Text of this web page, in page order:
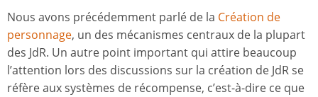
Nous avons précédemment parlé de la Création de
personnage, un des mécanismes centraux de la plupart
des JdR. Un autre point important qui attire beaucoup
l’attention lors des discussions sur la création de JdR se
réfère aux systèmes de récompense, c’est-à-dire ce que